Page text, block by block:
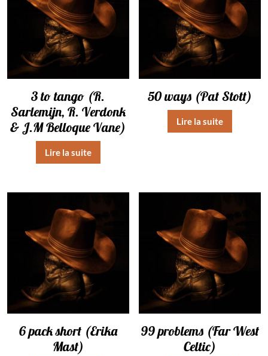
3 to tango (R.
Sarlemijn, R. Verdonk
& J.M Belloque Vane)
Lire la suite
50 ways (Pat Stott)
Lire la suite
6 pack short (Erika
Mast)
99 problems (Far West
Celtic)